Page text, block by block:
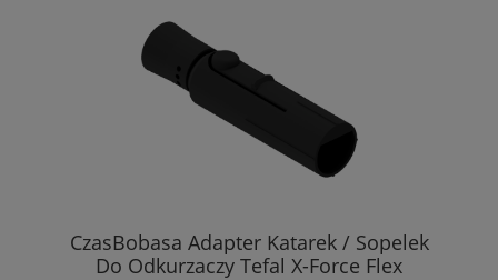
CzasBobasa Adapter Katarek / Sopelek
Do Odkurzaczy Tefal X-Force Flex